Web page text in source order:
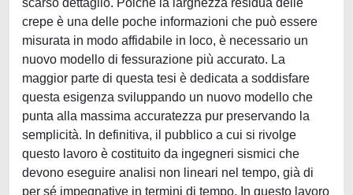
scarso dettaglio. Poiché la larghezza residua delle
crepe è una delle poche informazioni che può essere
misurata in modo affidabile in loco, è necessario un
nuovo modello di fessurazione più accurato. La
maggior parte di questa tesi è dedicata a soddisfare
questa esigenza sviluppando un nuovo modello che
punta alla massima accuratezza pur preservando la
semplicità. In definitiva, il pubblico a cui si rivolge
questo lavoro è costituito da ingegneri sismici che
devono eseguire analisi non lineari nel tempo, già di
per sé impegnative in termini di tempo. In questo lavoro